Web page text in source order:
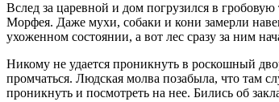
Вслед за царевной и дом погрузился в
Морфея. Даже мухи, собаки и кони замерли
ухоженном состоянии, а вот лес сразу за ним
Никому не удается проникнуть в роскошный
промчаться. Людская молва позабыла, что там
проникнуть и посмотреть на нее. Бились об